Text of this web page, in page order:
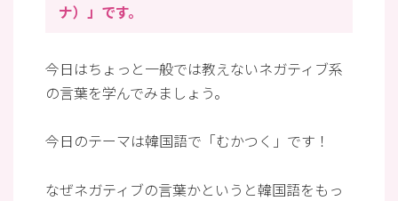
ナ）」です。
今日はちょっと一般では教えないネガティブ系
の言葉を学んでみましょう。
今日のテーマは韓国語で「むかつく」です！
なぜネガティブの言葉かというと韓国語をもっ